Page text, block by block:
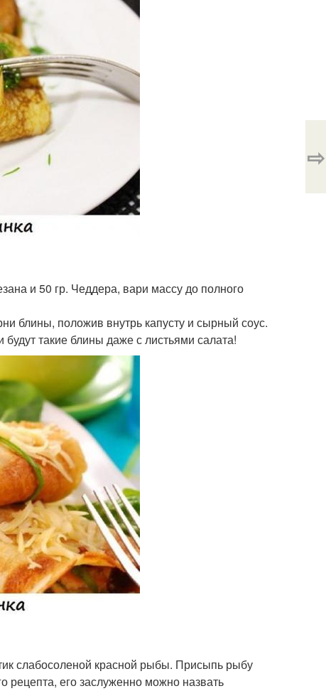
и 50 гр. Чеддера, вари массу до полного
блины, положив внутрь капусту и сырный соус.
такие блины даже с листьями салата!
слабосоленой красной рыбы. Присыпь рыбу
рецепта, его заслуженно можно назвать
⇨